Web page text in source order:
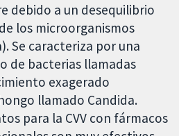
debido a un desequilibrio
los microorganismos
Se caracteriza por una
de bacterias llamadas
exagerado
llamado Candida.
para la CVV con fármacos